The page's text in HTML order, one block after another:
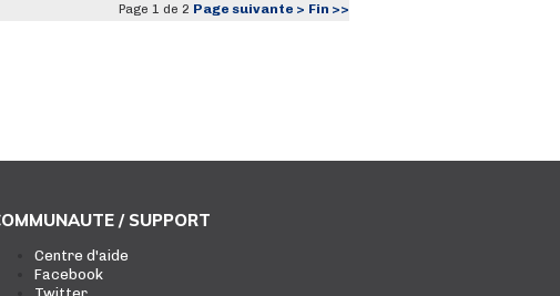
Page 1 de 2 Page suivante > Fin >>
/ SUPPORT
Centre d'aide
Facebook